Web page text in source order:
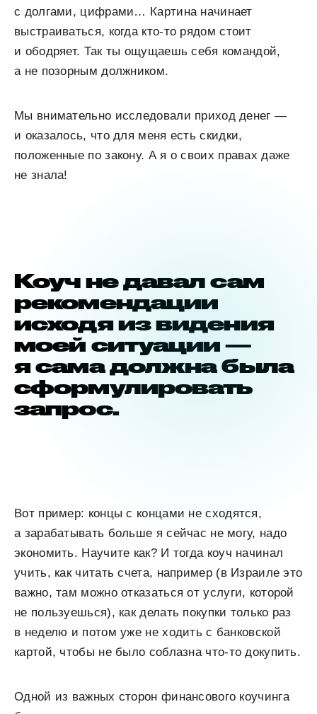
с долгами, цифрами… Картина начинает
выстраиваться, когда кто-то рядом стоит
и ободряет. Так ты ощущаешь себя командой,
а не позорным должником.
Мы внимательно исследовали приход денег —
и оказалось, что для меня есть скидки,
положенные по закону. А я о своих правах даже
не знала!
Коуч не давал сам
рекомендации
исходя из видения
моей ситуации —
я сама должна была
сформулировать
запрос.
Вот пример: концы с концами не сходятся,
а зарабатывать больше я сейчас не могу, надо
экономить. Научите как? И тогда коуч начинал
учить, как читать счета, например (в Израиле это
важно, там можно отказаться от услуги, которой
не пользуешься), как делать покупки только раз
в неделю и потом уже не ходить с банковской
картой, чтобы не было соблазна что-то докупить.
Одной из важных сторон финансового коучинга